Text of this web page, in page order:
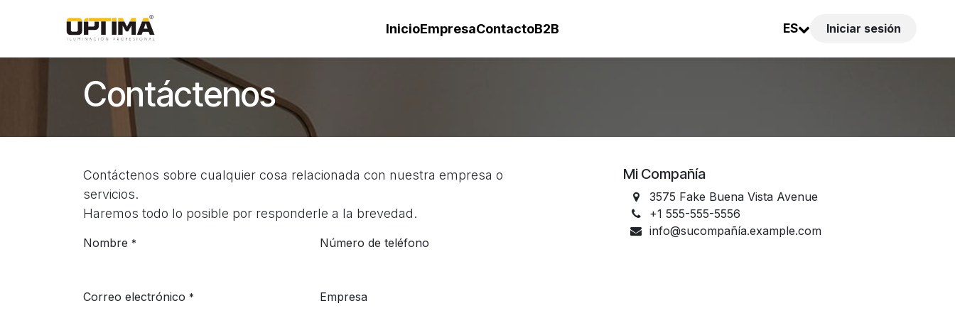
InicioEmpresaContactoB2B ES Iniciar sesión
Contáctenos
Contáctenos sobre cualquier cosa relacionada con nuestra empresa o
servicios.
Haremos todo lo posible por responderle a la brevedad.
Nombre * Número de teléfono
Correo electrónico * Empresa
Mi Compañía
3575 Fake Buena Vista Avenue
+1 555-555-5556
info@sucompañía.example.com